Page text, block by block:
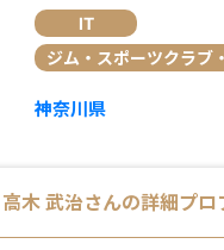
IT
ジム・スポーツクラブ
神奈川県
高木 武治さんの詳細プロ